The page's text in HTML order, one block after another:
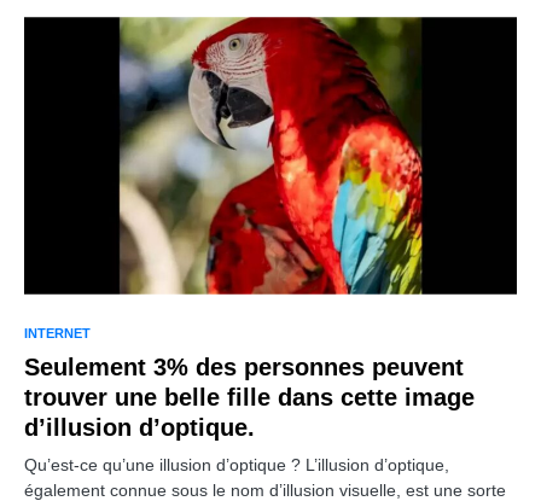
INTERNET
Seulement 3% des personnes peuvent
trouver une belle fille dans cette image
d’illusion d’optique.
Qu’est-ce qu’une illusion d’optique ? L’illusion d’optique,
également connue sous le nom d’illusion visuelle, est une sorte